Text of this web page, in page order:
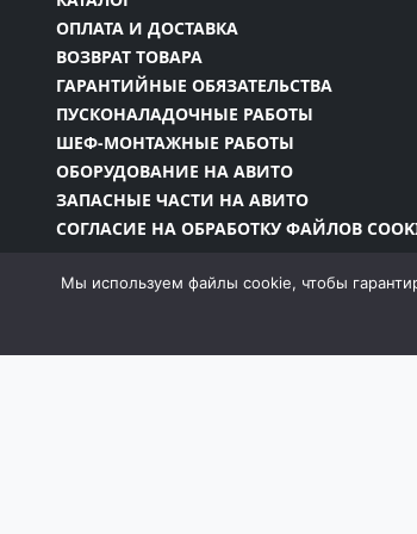
ОПЛАТА И ДОСТАВКА
ВОЗВРАТ ТОВАРА
ГАРАНТИЙНЫЕ ОБЯЗАТЕЛЬСТВА
ПУСКОНАЛАДОЧНЫЕ РАБОТЫ
ШЕФ-МОНТАЖНЫЕ РАБОТЫ
ОБОРУДОВАНИЕ НА АВИТО
ЗАПАСНЫЕ ЧАСТИ НА АВИТО
СОГЛАСИЕ НА ОБРАБОТКУ ФАЙЛОВ
Мы используем файлы cookie, чтобы